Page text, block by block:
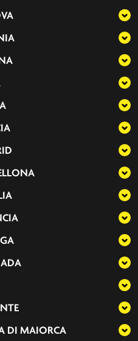
DI MAIORCA